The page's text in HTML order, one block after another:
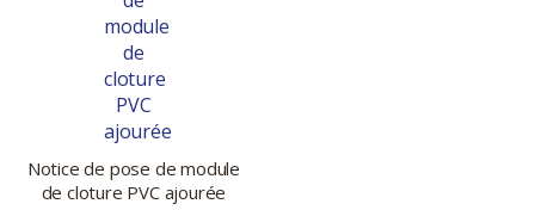
Notice de pose de module
de cloture PVC ajourée